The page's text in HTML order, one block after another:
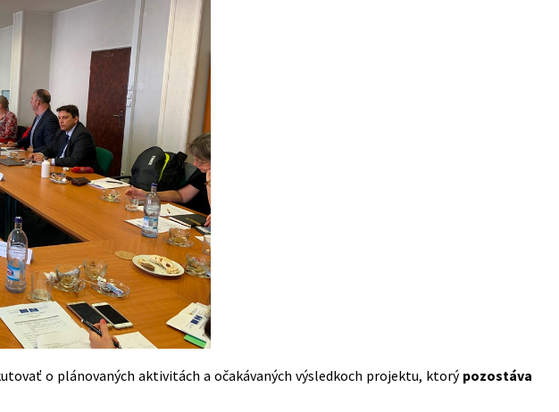
o plánovaných aktivitách a očakávaných výsledkoch projektu, ktorý pozostáva